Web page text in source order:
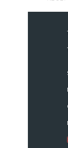
1
10